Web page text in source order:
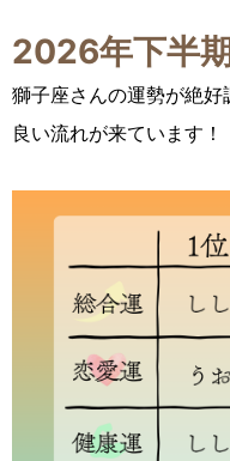
2026年下半
獅子座さんの運勢が絶
良い流れが来ています！